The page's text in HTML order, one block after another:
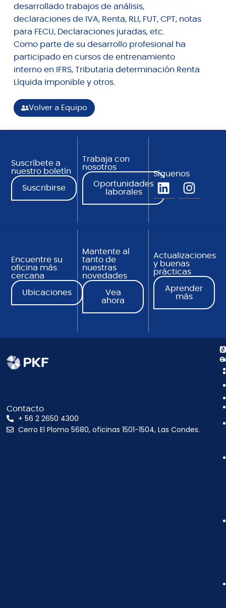
desarrollado trabajos de análisis,
declaraciones de IVA, Renta, RLI, FUT, CPT, notas
para FECU, Declaraciones juradas, etc.
Como parte de su desarrollo profesional ha
participado en cursos de entrenamiento
interno en IFRS, Tributaria determinación Renta
Líquida Imponible y otros.
Volver a Equipo
Suscríbete a
nuestro boletín
Suscribirse
Trabaja con
nosotros
Oportunidades
laborales
Síguenos
Encuentre su
oficina más
cercana
Ubicaciones
Mantente al
tanto de
nuestras
novedades
Vea
ahora
Actualizaciones
y buenas
prácticas
Aprender
más
Contacto
+ 56 2 2650 4300
Cerro El Plomo 5680, oficinas 1501-1504, Las Condes.